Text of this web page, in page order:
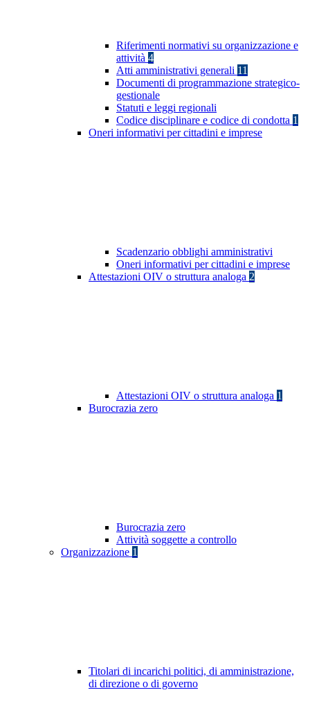
Riferimenti normativi su organizzazione e
attività 4
Atti amministrativi generali 11
Documenti di programmazione strategico-
gestionale
Statuti e leggi regionali
Codice disciplinare e codice di condotta 1
Oneri informativi per cittadini e imprese
Scadenzario obblighi amministrativi
Oneri informativi per cittadini e imprese
Attestazioni OIV o struttura analoga 2
Attestazioni OIV o struttura analoga 1
Burocrazia zero
Burocrazia zero
Attività soggette a controllo
Organizzazione 1
Titolari di incarichi politici, di amministrazione,
di direzione o di governo